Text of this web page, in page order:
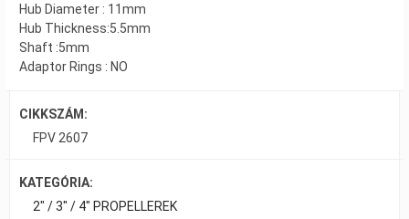
Hub Diameter : 11mm
Hub Thickness:5.5mm
Shaft :5mm
Adaptor Rings : NO
CIKKSZÁM:
FPV 2607
KATEGÓRIA:
2" / 3" / 4" PROPELLEREK